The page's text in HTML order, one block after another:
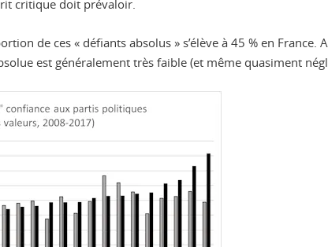
critique doit prévaloir.
de ces « défiants absolus » s’élève à 45 % en
est généralement très faible (et même quasiment